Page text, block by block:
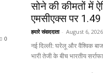
0
सोने की कीमतों में
एमसीएक्स पर
हमारे संवाददाता - August 6, 2026
नई दिल्ली: घरेलू और वैश्विक
भारी तेजी के बीच भारतीय